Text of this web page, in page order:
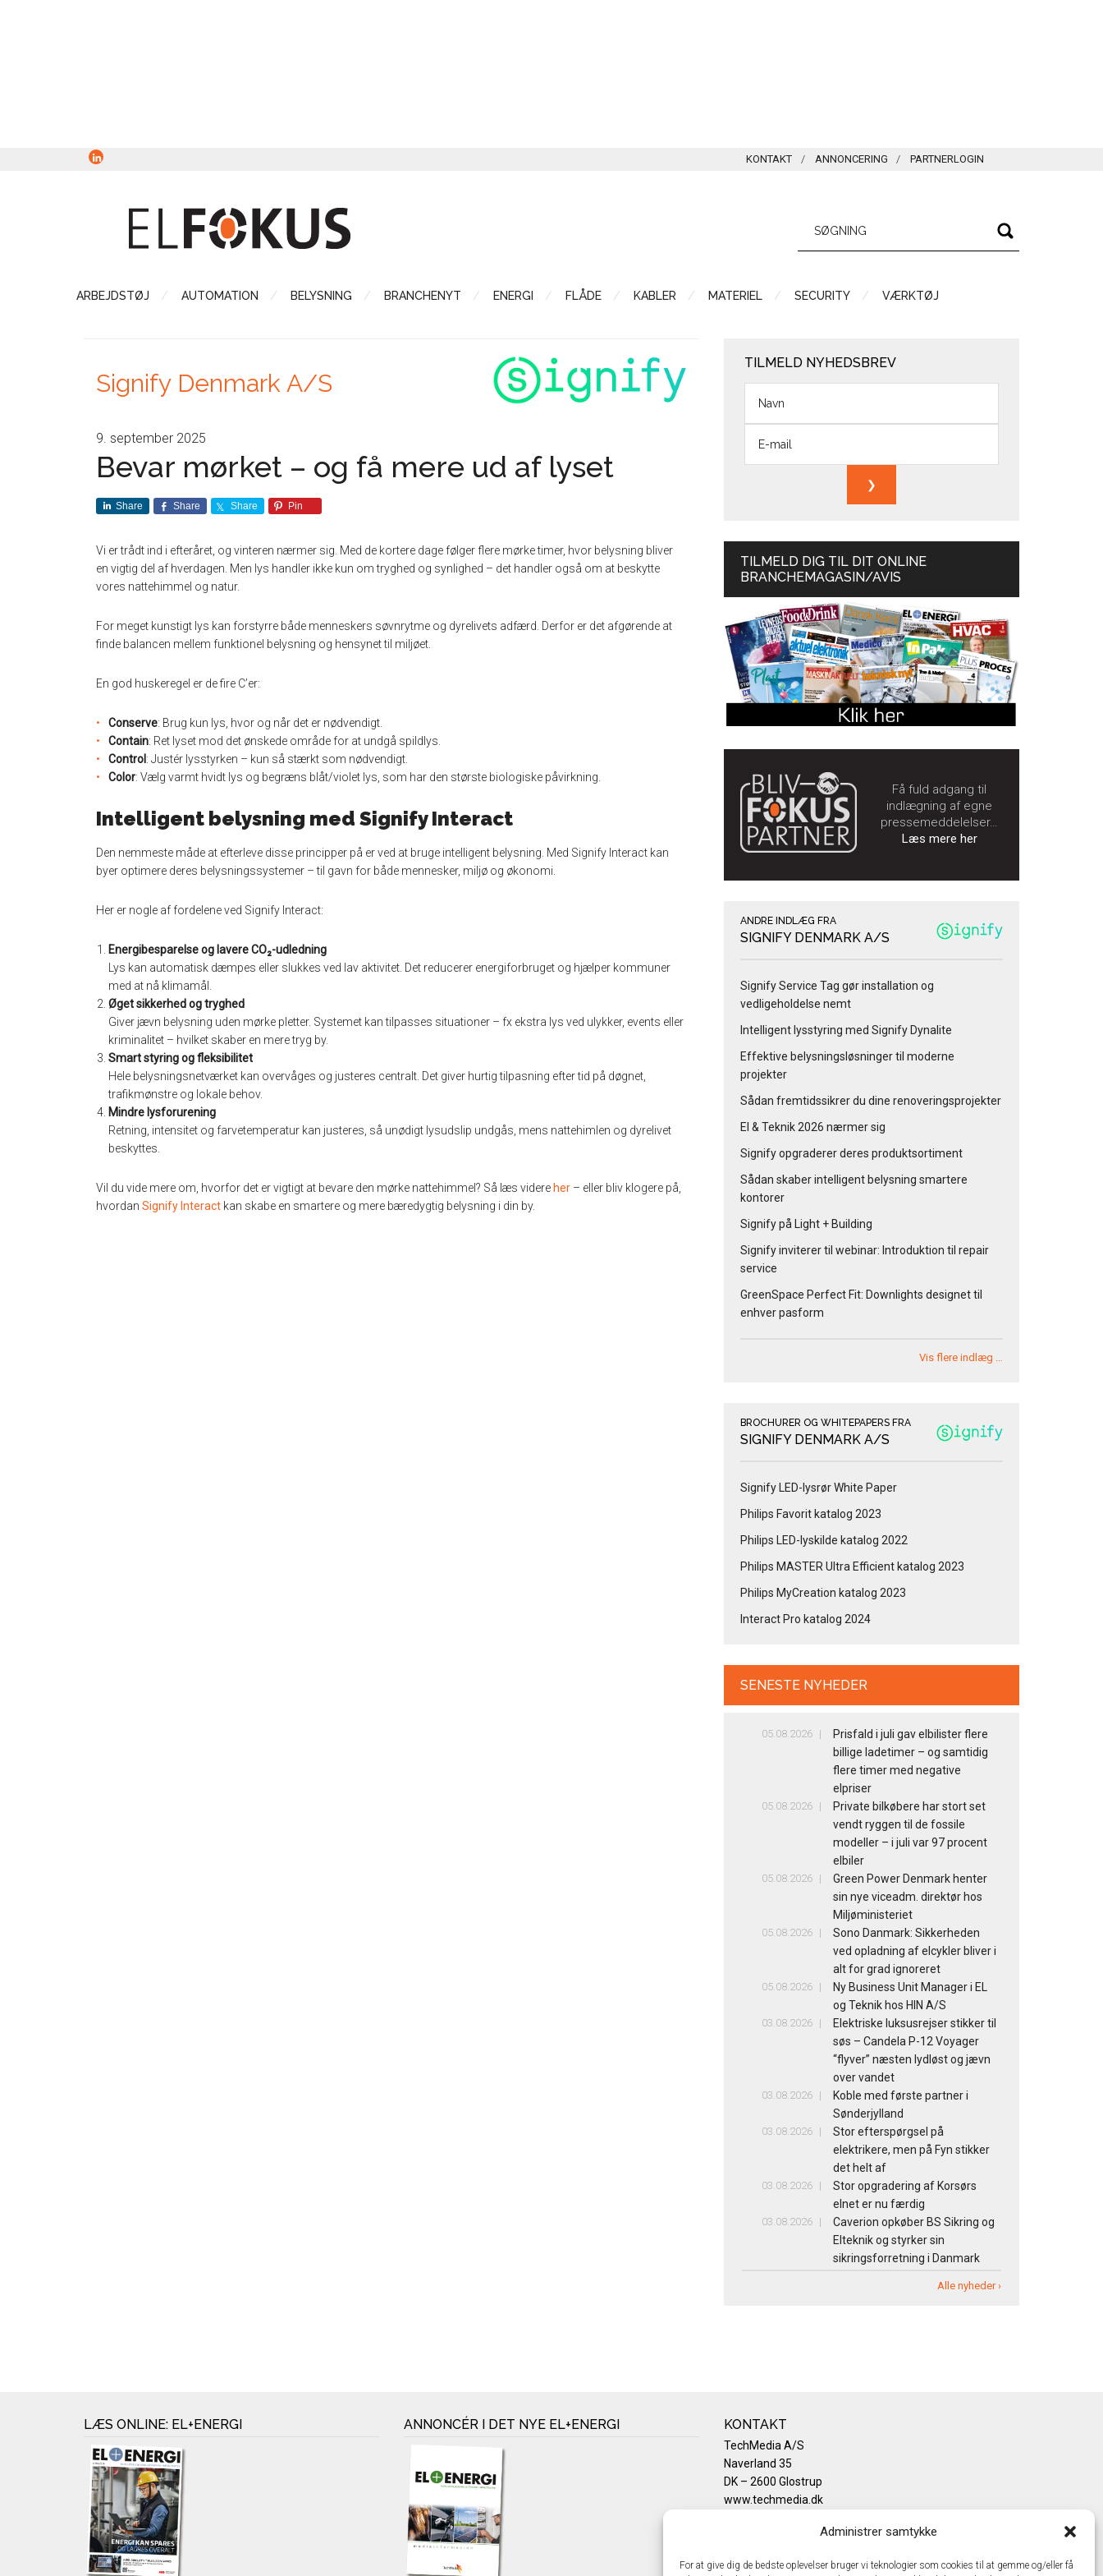
Administrer samtykke
For at give dig de bedste oplevelser bruger vi teknologier som cookies til at gemme og/eller få
KONTAKT ANNONCERING PARTNERLOGIN
ARBEJDSTØJ AUTOMATION BELYSNING BRANCHENYT ENERGI FLÅDE KABLER MATERIEL SECURITY VÆRKTØJ
Signify Denmark A/S
9. september 2025
Bevar mørket – og få mere ud af lyset
Share Share Share Pin
Vi er trådt ind i efteråret, og vinteren nærmer sig. Med de kortere dage følger flere mørke timer, hvor belysning bliver
en vigtig del af hverdagen. Men lys handler ikke kun om tryghed og synlighed – det handler også om at beskytte
vores nattehimmel og natur.
For meget kunstigt lys kan forstyrre både menneskers søvnrytme og dyrelivets adfærd. Derfor er det afgørende at
finde balancen mellem funktionel belysning og hensynet til miljøet.
En god huskeregel er de fire C’er:
Conserve: Brug kun lys, hvor og når det er nødvendigt.
Contain: Ret lyset mod det ønskede område for at undgå spildlys.
Control : Justér lysstyrken – kun så stærkt som nødvendigt.
Color: Vælg varmt hvidt lys og begræns blåt/violet lys, som har den største biologiske påvirkning.
Intelligent belysning med Signify Interact
Den nemmeste måde at efterleve disse principper på er ved at bruge intelligent belysning. Med Signify Interact kan
byer optimere deres belysningssystemer – til gavn for både mennesker, miljø og økonomi.
Her er nogle af fordelene ved Signify Interact:
Energibesparelse og lavere CO₂-udledning
Lys kan automatisk dæmpes eller slukkes ved lav aktivitet. Det reducerer energiforbruget og hjælper kommuner
med at nå klimamål.
Øget sikkerhed og tryghed
Giver jævn belysning uden mørke pletter. Systemet kan tilpasses situationer – fx ekstra lys ved ulykker, events eller
kriminalitet – hvilket skaber en mere tryg by.
Smart styring og fleksibilitet
Hele belysningsnetværket kan overvåges og justeres centralt. Det giver hurtig tilpasning efter tid på døgnet,
trafikmønstre og lokale behov.
Mindre lysforurening
Retning, intensitet og farvetemperatur kan justeres, så unødigt lysudslip undgås, mens nattehimlen og dyrelivet
beskyttes.
Vil du vide mere om, hvorfor det er vigtigt at bevare den mørke nattehimmel? Så læs videre her – eller bliv klogere på,
hvordan Signify Interact kan skabe en smartere og mere bæredygtig belysning i din by.
TILMELD NYHEDSBREV
TILMELD DIG TIL DIT ONLINE
BRANCHEMAGASIN/AVIS
Få fuld adgang til
indlægning af egne
pressemeddelelser…
Læs mere her
ANDRE INDLÆG FRA
SIGNIFY DENMARK A/S
Signify Service Tag gør installation og
vedligeholdelse nemt
Intelligent lysstyring med Signify Dynalite
Effektive belysningsløsninger til moderne
projekter
Sådan fremtidssikrer du dine renoveringsprojekter
El & Teknik 2026 nærmer sig
Signify opgraderer deres produktsortiment
Sådan skaber intelligent belysning smartere
kontorer
Signify på Light + Building
Signify inviterer til webinar: Introduktion til repair
service
GreenSpace Perfect Fit: Downlights designet til
enhver pasform
Vis flere indlæg …
BROCHURER OG WHITEPAPERS FRA
SIGNIFY DENMARK A/S
Signify LED-lysrør White Paper
Philips Favorit katalog 2023
Philips LED-lyskilde katalog 2022
Philips MASTER Ultra Efficient katalog 2023
Philips MyCreation katalog 2023
Interact Pro katalog 2024
SENESTE NYHEDER
05.08.2026
Prisfald i juli gav elbilister flere
billige ladetimer – og samtidig
flere timer med negative
elpriser
05.08.2026
Private bilkøbere har stort set
vendt ryggen til de fossile
modeller – i juli var 97 procent
elbiler
05.08.2026
Green Power Denmark henter
sin nye viceadm. direktør hos
Miljøministeriet
05.08.2026
Sono Danmark: Sikkerheden
ved opladning af elcykler bliver i
alt for grad ignoreret
05.08.2026
Ny Business Unit Manager i EL
og Teknik hos HIN A/S
03.08.2026
Elektriske luksusrejser stikker til
søs – Candela P-12 Voyager
“flyver” næsten lydløst og jævn
over vandet
03.08.2026
Koble med første partner i
Sønderjylland
03.08.2026
Stor efterspørgsel på
elektrikere, men på Fyn stikker
det helt af
03.08.2026
Stor opgradering af Korsørs
elnet er nu færdig
03.08.2026
Caverion opkøber BS Sikring og
Elteknik og styrker sin
sikringsforretning i Danmark
Alle nyheder ›
LÆS ONLINE: EL+ENERGI ANNONCÉR I DET NYE EL+ENERGI KONTAKT
TechMedia A/S
Naverland 35
DK – 2600 Glostrup
www.techmedia.dk
info@techmedia.dk
Cookiepolitik